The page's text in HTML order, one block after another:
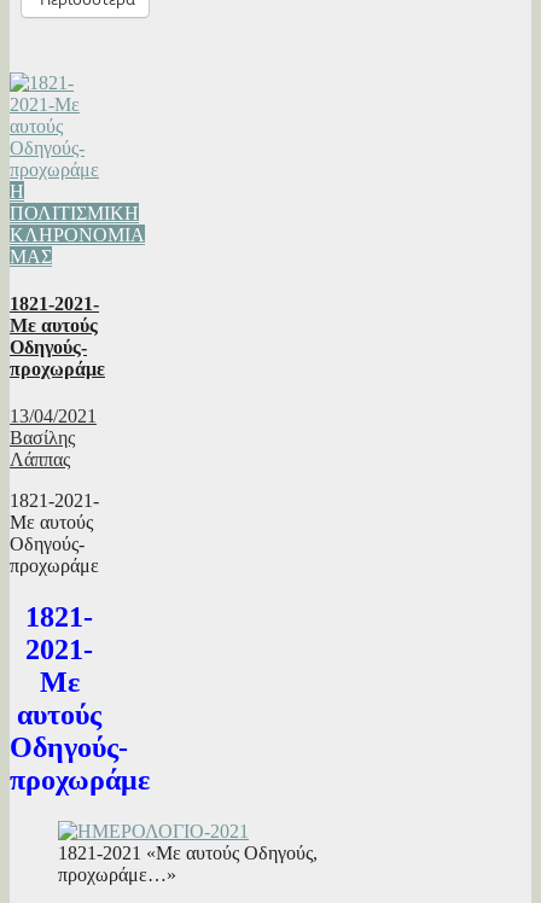
Η
ΠΟΛΙΤΙΣΜΙΚΗ
ΚΛΗΡΟΝΟΜΙΑ
ΜΑΣ
1821-2021-
Με αυτούς
Οδηγούς-
προχωράμε
13/04/2021
Βασίλης
Λάππας
1821-2021-
Με αυτούς
Οδηγούς-
προχωράμε
1821-
2021-
Με
αυτούς
Οδηγούς-
προχωράμε
1821-2021 «Με αυτούς Οδηγούς,
προχωράμε…»